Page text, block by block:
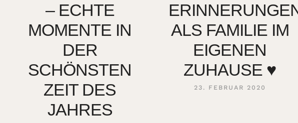
– ECHTE
MOMENTE IN
DER
SCHÖNSTEN
ZEIT DES
JAHRES
ALS FAMILIE IM
EIGENEN
ZUHAUSE ♥
23. FEBRUAR 2020